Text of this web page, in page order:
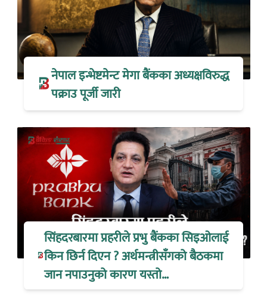
नेपाल इन्भेष्टमेन्ट मेगा बैंकका अध्यक्षविरुद्ध
पक्राउ पूर्जी जारी
सिंहदरबारमा प्रहरीले प्रभु बैंकका सिइओलाई
किन छिर्न दिएन ? अर्थमन्त्रीसँगको बैठकमा
जान नपाउनुको कारण यस्तो…